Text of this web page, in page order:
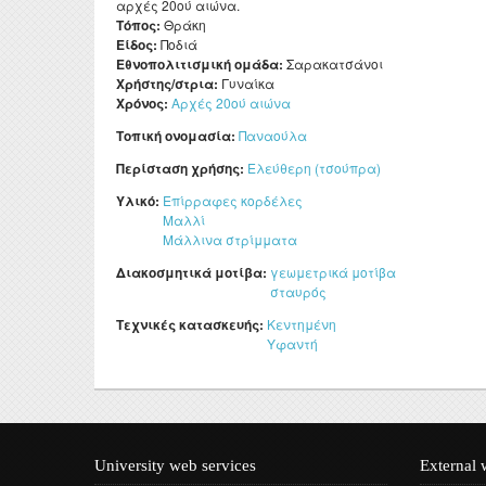
αρχές 20ού αιώνα.
Τόπος: Θράκη
Είδος: Ποδιά
Εθνοπολιτισμική ομάδα: Σαρακατσάνοι
Χρήστης/στρια: Γυναίκα
Χρόνος: Αρχές 20ού αιώνα
Τοπική ονομασία: Παναούλα
Περίσταση χρήσης: Ελεύθερη (τσούπρα)
Υλικό: Επίρραφες κορδέλες
Μαλλί
Μάλλινα στρίμματα
Διακοσμητικά μοτίβα: γεωμετρικά μοτίβα
σταυρός
Τεχνικές κατασκευής: Κεντημένη
Υφαντή
University web services External